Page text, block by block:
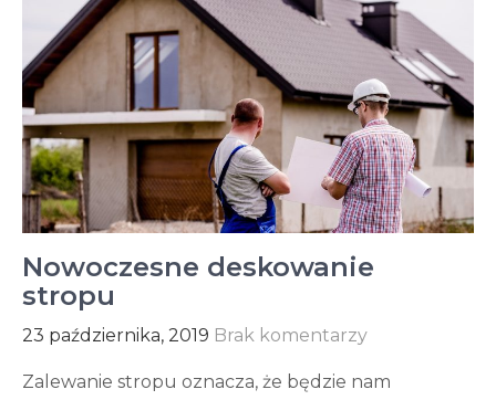
Nowoczesne deskowanie
stropu
23 października, 2019 Brak komentarzy
Zalewanie stropu oznacza, że będzie nam